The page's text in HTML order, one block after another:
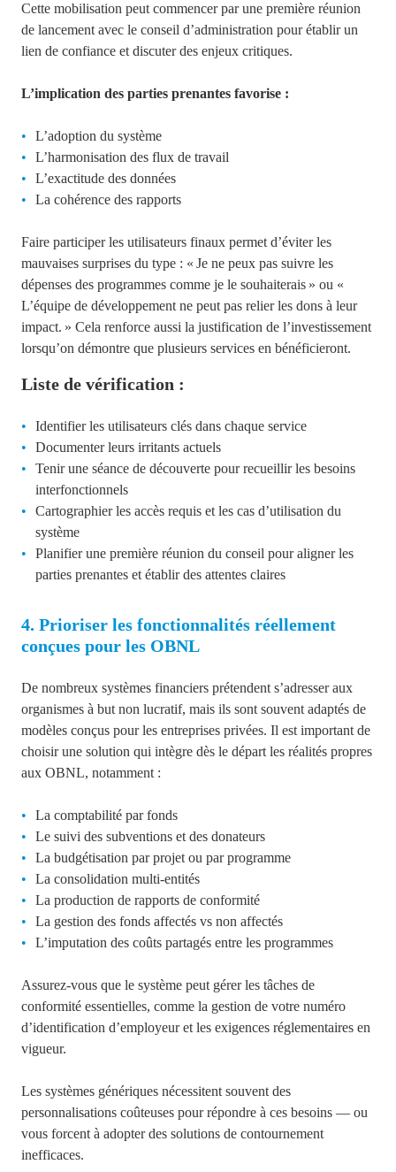
Cette mobilisation peut commencer par une première réunion
de lancement avec le conseil d’administration pour établir un
lien de confiance et discuter des enjeux critiques.
L’implication des parties prenantes favorise :
L’adoption du système
L’harmonisation des flux de travail
L’exactitude des données
La cohérence des rapports
Faire participer les utilisateurs finaux permet d’éviter les
mauvaises surprises du type : « Je ne peux pas suivre les
dépenses des programmes comme je le souhaiterais » ou «
L’équipe de développement ne peut pas relier les dons à leur
impact. » Cela renforce aussi la justification de l’investissement
lorsqu’on démontre que plusieurs services en bénéficieront.
Liste de vérification :
Identifier les utilisateurs clés dans chaque service
Documenter leurs irritants actuels
Tenir une séance de découverte pour recueillir les besoins
interfonctionnels
Cartographier les accès requis et les cas d’utilisation du
système
Planifier une première réunion du conseil pour aligner les
parties prenantes et établir des attentes claires
4. Prioriser les fonctionnalités réellement
conçues pour les OBNL
De nombreux systèmes financiers prétendent s’adresser aux
organismes à but non lucratif, mais ils sont souvent adaptés de
modèles conçus pour les entreprises privées. Il est important de
choisir une solution qui intègre dès le départ les réalités propres
aux OBNL, notamment :
La comptabilité par fonds
Le suivi des subventions et des donateurs
La budgétisation par projet ou par programme
La consolidation multi-entités
La production de rapports de conformité
La gestion des fonds affectés vs non affectés
L’imputation des coûts partagés entre les programmes
Assurez-vous que le système peut gérer les tâches de
conformité essentielles, comme la gestion de votre numéro
d’identification d’employeur et les exigences réglementaires en
vigueur.
Les systèmes génériques nécessitent souvent des
personnalisations coûteuses pour répondre à ces besoins — ou
vous forcent à adopter des solutions de contournement
inefficaces.